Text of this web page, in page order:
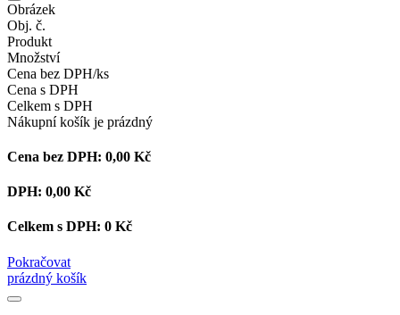
Obrázek
Obj. č.
Produkt
Množství
Cena bez DPH/ks
Cena s DPH
Celkem s DPH
Nákupní košík je prázdný
Cena bez DPH: 0,00 Kč
DPH: 0,00 Kč
Celkem s DPH: 0 Kč
Pokračovat
prázdný košík